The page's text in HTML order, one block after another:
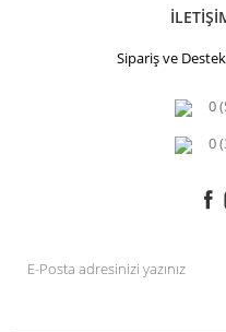
Sipariş ve
0
0